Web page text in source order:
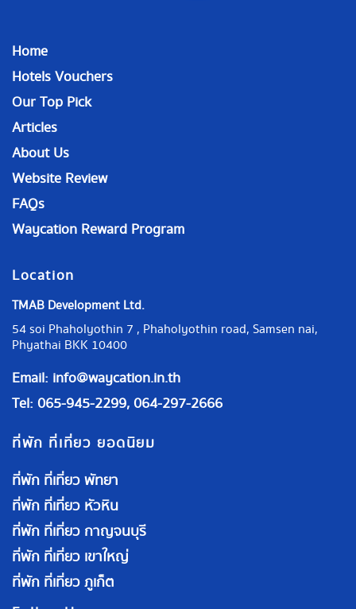
Home
Hotels Vouchers
Our Top Pick
Articles
About Us
Website Review
FAQs
Waycation Reward Program
Location
TMAB Development Ltd.
54 soi Phaholyothin 7 , Phaholyothin road, Samsen nai,
Phyathai BKK 10400
Email: info@waycation.in.th
Tel: 065-945-2299, 064-297-2666
ที่พัก ที่เที่ยว ยอดนิยม
ที่พัก ที่เที่ยว พัทยา
ที่พัก ที่เที่ยว หัวหิน
ที่พัก ที่เที่ยว กาญจนบุรี
ที่พัก ที่เที่ยว เขาใหญ่
ที่พัก ที่เที่ยว ภูเก็ต